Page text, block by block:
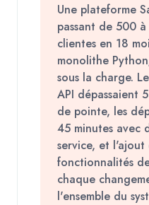
Une plateforme
passant de 500
clientes en 18
monolithe
sous la charge.
API dépassaient
de pointe, les
45 minutes avec
service, et l'ajout
fonctionnalités
chaque
l'ensemble du